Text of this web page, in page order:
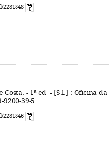
Costa. - 1ª ed. - [S.l.] : Oficina da
9200-39-5